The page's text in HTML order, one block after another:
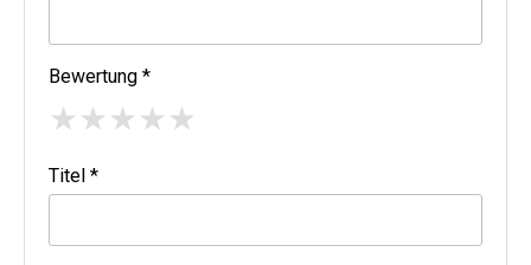
Bewertung *
★★★★★
Titel *